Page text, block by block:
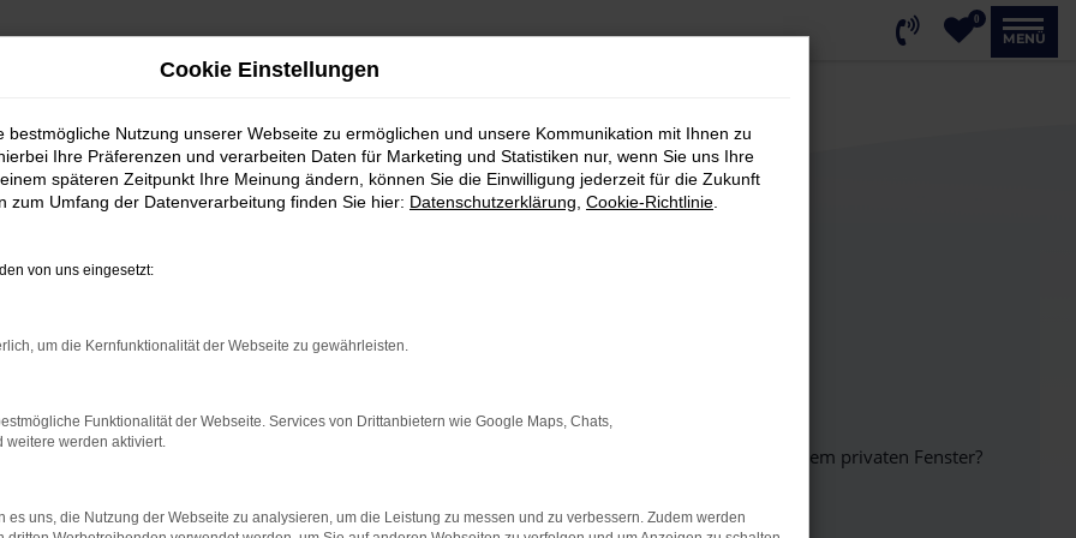
0
MENÜ
bestimmter Seiten verhindern. Funktioniert die Seite in einem anderen Browser oder in einem privaten Fenster?
beheben.
Cookie Einstellungen
bestmögliche Nutzung unserer Webseite zu ermöglichen und unsere Kommunikation mit Ihnen zu
Ihre Präferenzen und verarbeiten Daten für Marketing und Statistiken nur, wenn Sie uns Ihre
späteren Zeitpunkt Ihre Meinung ändern, können Sie die Einwilligung jederzeit für die Zukunft
zum Umfang der Datenverarbeitung finden Sie hier: Datenschutzerklärung Cookie-Richtlinie
von uns eingesetzt:
um die Kernfunktionalität der Webseite zu gewährleisten.
Funktionalität der Webseite. Services von Drittanbietern wie Google Maps, Chats,
weitere werden aktiviert.
es uns, die Nutzung der Webseite zu analysieren, um die Leistung zu messen und zu verbessern. Zudem werden